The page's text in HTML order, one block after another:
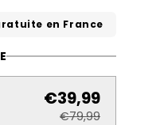
en France
€39,99
€79,99